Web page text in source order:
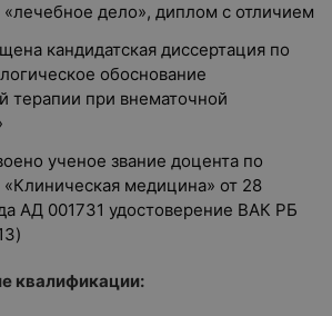
«лечебное дело», диплом с отличием
кандидатская диссертация по
обоснование
терапии при внематочной
ученое звание доцента по
медицина» от 28
АД 001731 удостоверение ВАК РБ
квалификации: